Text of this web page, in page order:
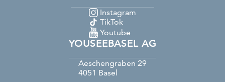
Instagram
TikTok
Youtube
YOUSEEBASEL AG
Aeschengraben 29
4051 Basel